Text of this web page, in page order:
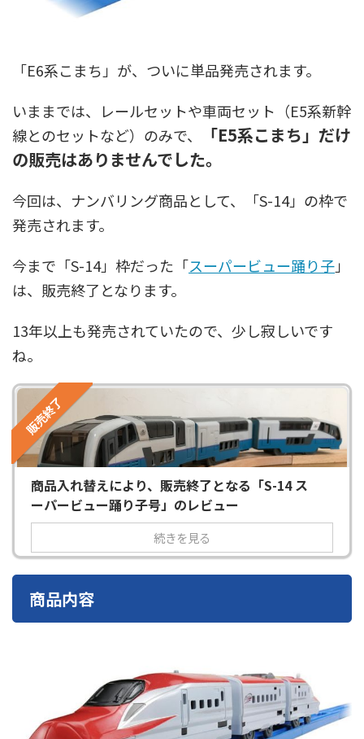
レールセット
小田急電鉄 新幹線 東京メトロ 東京都交通局
東急電鉄 東武鉄道 楽しい列車シリーズ 比叡電車
蒸気機関車 西武鉄道 近鉄
「E6系こまち」が、ついに単品発売されます。
いままでは、レールセットや車両セット（E5系新幹
線とのセットなど）のみで、
「E5系こまち」だけ
の販売はありませんでした。
今回は、ナンバリング商品として、「S-14」の枠で
発売されます。
今まで「S-14」枠だった「スーパービュー踊り子」
は、販売終了となります。
13年以上も発売されていたので、少し寂しいです
ね。
販売終了
商品入れ替えにより、販売終了となる「S-14 ス
ーパービュー踊り子号」のレビュー
続きを見る
商品内容